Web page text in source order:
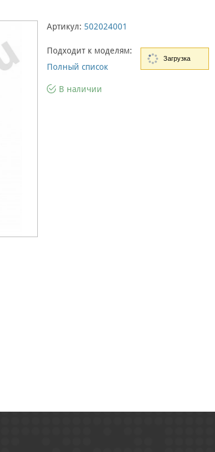
Артикул: 502024001
Подходит к моделям:
Полный список
В наличии
Загрузка